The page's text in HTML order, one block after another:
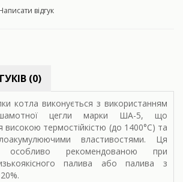
відгук
(0)
котла виконується з використанням
шамотної цегли марки ША-5, що
високою термостійкістю (до 1400°C) та
властивостями. Ця
особливо рекомендованою при
палива або палива з